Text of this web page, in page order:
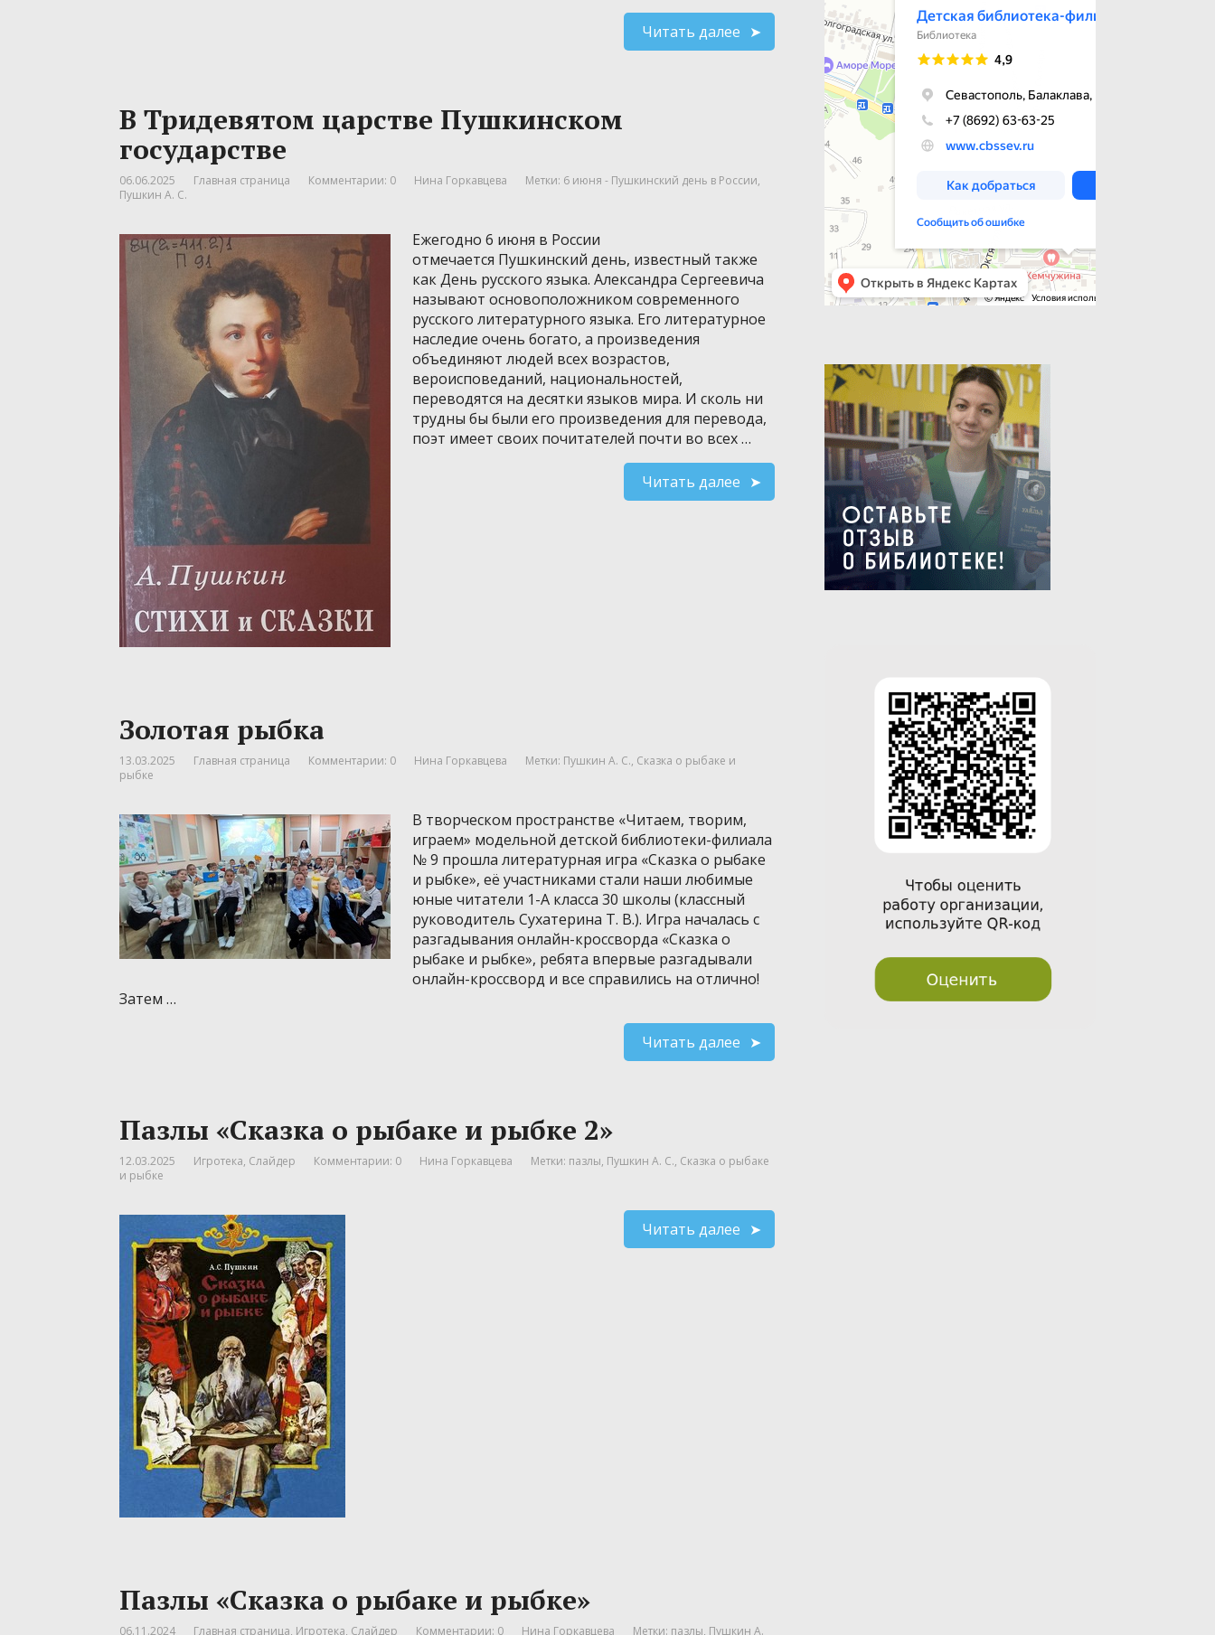
Читать далее
В Тридевятом царстве Пушкинском
государстве
06.06.2025 Главная страница Комментарии: 0 Нина Горкавцева Метки: 6 июня - Пушкинский день в России,
Пушкин А. С.
Ежегодно 6 июня в России
отмечается Пушкинский день, известный также
как День русского языка. Александра Сергеевича
называют основоположником современного
русского литературного языка. Его литературное
наследие очень богато, а произведения
объединяют людей всех возрастов,
вероисповеданий, национальностей,
переводятся на десятки языков мира. И сколь ни
трудны бы были его произведения для перевода,
поэт имеет своих почитателей почти во всех …
Читать далее
Золотая рыбка
13.03.2025 Главная страница Комментарии: 0 Нина Горкавцева Метки: Пушкин А. С., Сказка о рыбаке и
рыбке
В творческом пространстве «Читаем, творим,
играем» модельной детской библиотеки-филиала
№ 9 прошла литературная игра «Сказка о рыбаке
и рыбке», её участниками стали наши любимые
юные читатели 1-А класса 30 школы (классный
руководитель Сухатерина Т. В.). Игра началась с
разгадывания онлайн-кроссворда «Сказка о
рыбаке и рыбке», ребята впервые разгадывали
онлайн-кроссворд и все справились на отлично!
Затем …
Читать далее
Пазлы «Сказка о рыбаке и рыбке 2»
12.03.2025 Игротека, Слайдер Комментарии: 0 Нина Горкавцева Метки: пазлы, Пушкин А. С., Сказка о рыбаке
и рыбке
Читать далее
Пазлы «Сказка о рыбаке и рыбке»
06.11.2024 Главная страница, Игротека, Слайдер Комментарии: 0 Нина Горкавцева Метки: пазлы, Пушкин А.